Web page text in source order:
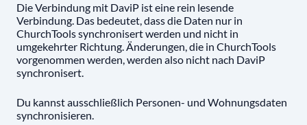
Die Verbindung mit DaviP ist eine rein lesende
Verbindung. Das bedeutet, dass die Daten nur in
ChurchTools synchronisert werden und nicht in
umgekehrter Richtung. Änderungen, die in ChurchTools
vorgenommen werden, werden also nicht nach DaviP
synchronisert.
Du kannst ausschließlich Personen- und Wohnungsdaten
synchronisieren.